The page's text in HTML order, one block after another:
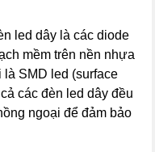
led dây là các diode
mềm trên nền nhựa
là SMD led (surface
các đèn led dây đều
ngoại để đảm bảo